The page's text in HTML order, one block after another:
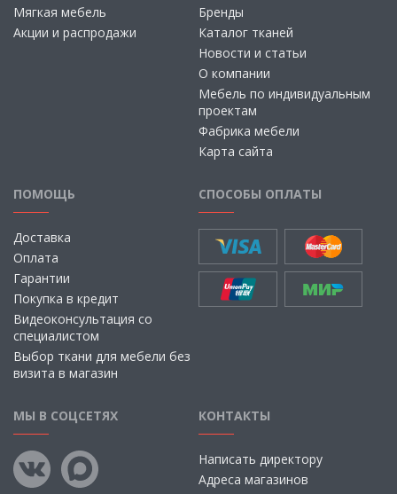
Мягкая мебель
Акции и распродажи
Бренды
Каталог тканей
Новости и статьи
О компании
Мебель по индивидуальным
проектам
Фабрика мебели
Карта сайта
ПОМОЩЬ
Доставка
Оплата
Гарантии
Покупка в кредит
Видеоконсультация со
специалистом
Выбор ткани для мебели без
визита в магазин
СПОСОБЫ ОПЛАТЫ
МЫ В СОЦСЕТЯХ КОНТАКТЫ
Написать директору
Адреса магазинов